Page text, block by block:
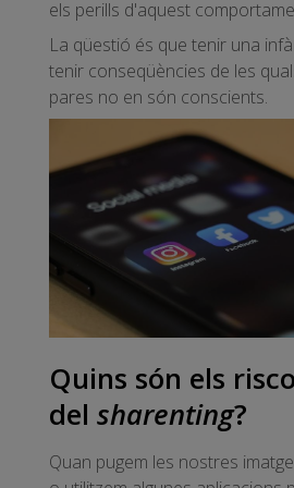
els perills d'aquest
La qüestió és que tenir una
tenir conseqüències de les
pares no en són conscients.
Quins són els
del sharenting?
Quan pugem les nostres